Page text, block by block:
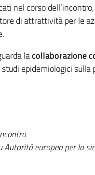
nel corso
di attrattività per le
lacollaborazione
epidemiologici sulla
Autorità europea per la